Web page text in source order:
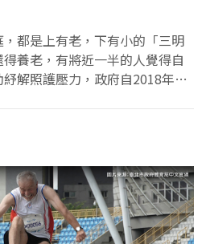
都是上有老，下有小的「三明
養老，有將近一半的人覺得自
解照護壓力，政府自2018年就
環境。此外，也推出「長照
析輿情資料庫，蒐集近半年
6月28日）六都公托/托嬰以及
，卻發現某些城市，可能是民
友」。